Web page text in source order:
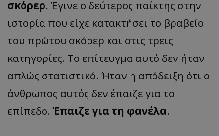
σκόρερ. Έγινε ο δεύτερος παίκτης στην
ιστορία που είχε κατακτήσει το βραβείο
του πρώτου σκόρερ και στις τρεις
κατηγορίες. Το επίτευγμα αυτό δεν ήταν
απλώς στατιστικό. Ήταν η απόδειξη ότι ο
άνθρωπος αυτός δεν έπαιζε για το
επίπεδο. Έπαιζε για τη φανέλα.